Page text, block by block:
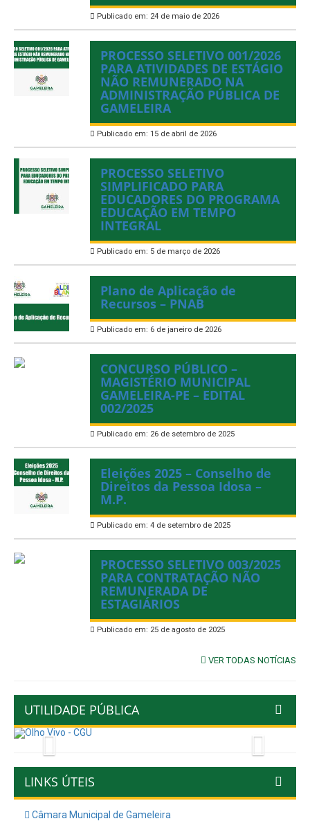
Publicado em: 24 de maio de 2026
PROCESSO SELETIVO 001/2026
PARA ATIVIDADES DE ESTÁGIO
NÃO REMUNERADO NA
ADMINISTRAÇÃO PÚBLICA DE
GAMELEIRA
Publicado em: 15 de abril de 2026
PROCESSO SELETIVO
SIMPLIFICADO PARA
EDUCADORES DO PROGRAMA
EDUCAÇÃO EM TEMPO
INTEGRAL
Publicado em: 5 de março de 2026
Plano de Aplicação de
Recursos – PNAB
Publicado em: 6 de janeiro de 2026
CONCURSO PÚBLICO –
MAGISTÉRIO MUNICIPAL
GAMELEIRA-PE – EDITAL
002/2025
Publicado em: 26 de setembro de 2025
Eleições 2025 – Conselho de
Direitos da Pessoa Idosa –
M.P.
Publicado em: 4 de setembro de 2025
PROCESSO SELETIVO 003/2025
PARA CONTRATAÇÃO NÃO
REMUNERADA DE
ESTAGIÁRIOS
Publicado em: 25 de agosto de 2025
VER TODAS NOTÍCIAS
UTILIDADE PÚBLICA
Previous
LINKS ÚTEIS
Câmara Municipal de Gameleira